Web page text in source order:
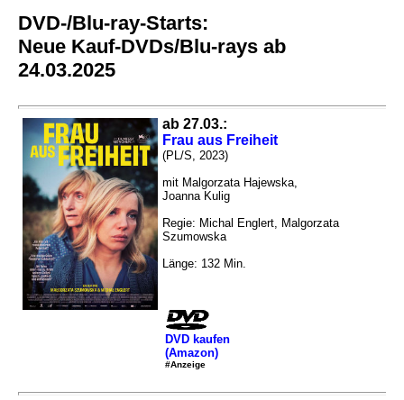
DVD-/Blu-ray-Starts:
Neue Kauf-DVDs/Blu-rays ab
24.03.2025
ab 27.03.:
Frau aus Freiheit
(PL/S, 2023)
mit Malgorzata Hajewska,
Joanna Kulig
Regie: Michal Englert, Malgorzata
Szumowska
Länge: 132 Min.
DVD kaufen
(Amazon)
#Anzeige